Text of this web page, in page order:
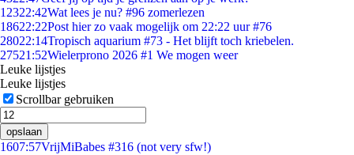
12322:42Wat lees je nu? #96 zomerlezen
18622:22Post hier zo vaak mogelijk om 22:22 uur #76
28022:14Tropisch aquarium #73 - Het blijft toch kriebelen.
27521:52Wielerprono 2026 #1 We mogen weer
Leuke lijstjes
Leuke lijstjes
Scrollbar gebruiken
opslaan
1607:57VrijMiBabes #316 (not very sfw!)